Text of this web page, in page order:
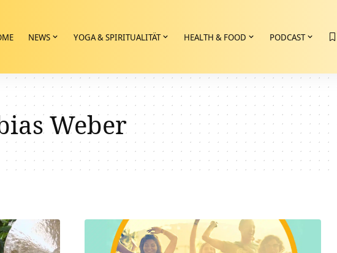
NEWS YOGA & SPIRITUALITÄT HEALTH & FOOD PODCAST
Weber